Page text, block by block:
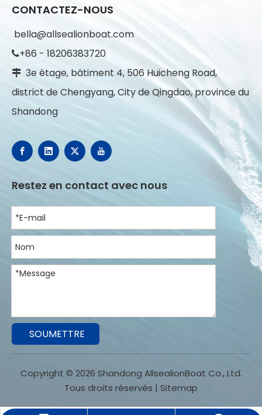
CONTACTEZ-NOUS
bella@allsealionboat.com
+86 - 18206383720
 3e étage, bâtiment 4, 506 Huicheng Road,
district de Chengyang, City de Qingdao, province du
Shandong
Restez en contact avec nous
SOUMETTRE
Copyright © 2026 Shandong AllsealionBoat Co., Ltd.
Tous droits réservés | Sitemap